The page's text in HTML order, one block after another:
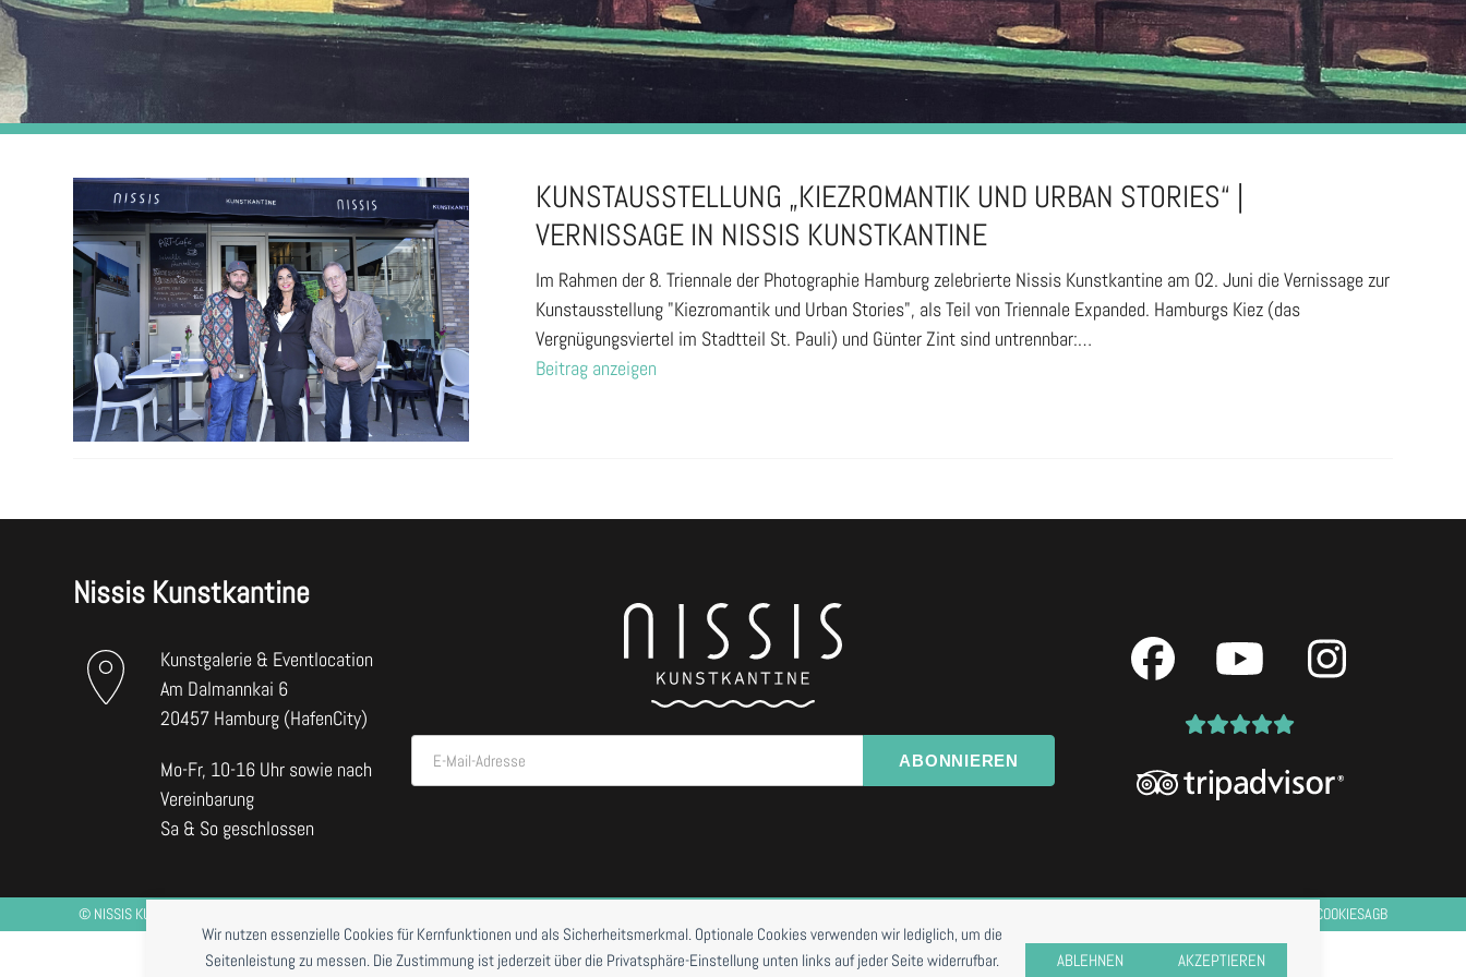
Wir nutzen essenzielle Cookies für Kernfunktionen und als Sicherheitsmerkmal. Optionale Cookies verwenden wir lediglich, um die
Seitenleistung zu messen. Die Zustimmung ist jederzeit über die Privatsphäre-Einstellung unten links auf jeder Seite widerrufbar.
AKZEPTIEREN
ABLEHNEN
KUNSTAUSSTELLUNG „KIEZROMANTIK UND URBAN STORIES“ |
VERNISSAGE IN NISSIS KUNSTKANTINE
Im Rahmen der 8. Triennale der Photographie Hamburg zelebrierte Nissis Kunstkantine am 02. Juni die Vernissage zur
Kunstausstellung "Kiezromantik und Urban Stories", als Teil von Triennale Expanded. Hamburgs Kiez (das
Vergnügungsviertel im Stadtteil St. Pauli) und Günter Zint sind untrennbar:…
Beitrag anzeigen
Nissis Kunstkantine
Kunstgalerie & Eventlocation
Am Dalmannkai 6
20457 Hamburg (HafenCity)
Mo-Fr, 10-16 Uhr sowie nach
Vereinbarung
Sa & So geschlossen
E-Mail-Adresse ABONNIEREN
Facebook
YouTube
© NISSIS KUNSTKANTINE COOKIESAGB